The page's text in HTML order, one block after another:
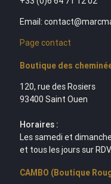
Email:
Page contact
Boutique des
120, rue des Rosiers
93400 Saint Ouen
Horaires :
Les samedi et
et tous les jours sur RDV.
CAMBO (Boutique